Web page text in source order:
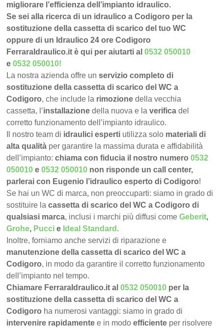
migliorare l’efficienza dell’impianto idraulico.
Se sei alla ricerca di un idraulico a Codigoro per la
sostituzione della cassetta di scarico del tuo WC
oppure di un Idraulico 24 ore Codigoro
FerraraIdraulico.it è qui per aiutarti al0532 050010
e0532 050010!
La nostra azienda offre unservizio completo di
sostituzione della cassetta di scarico del WC a
Codigoro, che include la rimozione della vecchia
cassetta, l’installazione della nuova e laverifica del
corretto funzionamento dell’impianto idraulico.
Il nostro team di idraulici esperti utilizza solo materiali di
alta qualità per garantire la massima durata e affidabilità
dell’impianto:chiama con fiducia il nostro numero0532
050010 e0532 050010 non risponde un call center,
parlerai con Eugenio l’idraulico esperto di Codigoro!
Se hai un WC di marca, non preoccuparti: siamo in grado di
sostituire lacassetta di scarico del WC a Codigoro di
qualsiasi marca, inclusi i marchi più diffusi comeGeberit,
Grohe, Pucci e Ideal Standard .
Inoltre, forniamo anche servizi di riparazione e
manutenzione della cassetta di scarico del WC a
Codigoro, in modo da garantire il corretto funzionamento
dell’impianto nel tempo.
Chiamare FerraraIdraulico.it al0532 050010 per la
sostituzione della cassetta di scarico del WC a
Codigoro ha numerosi vantaggi: siamo in grado di
intervenire rapidamente e in modoefficiente per risolvere